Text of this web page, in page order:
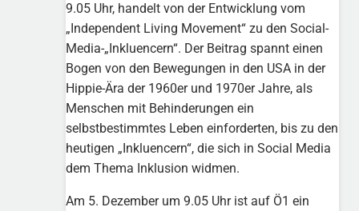
9.05 Uhr, handelt von der Entwicklung vom
„Independent Living Movement“ zu den Social-
Media-„Inkluencern“. Der Beitrag spannt einen
Bogen von den Bewegungen in den USA in der
Hippie-Ära der 1960er und 1970er Jahre, als
Menschen mit Behinderungen ein
selbstbestimmtes Leben einforderten, bis zu den
heutigen „Inkluencern“, die sich in Social Media
dem Thema Inklusion widmen.
Am 5. Dezember um 9.05 Uhr ist auf Ö1 ein